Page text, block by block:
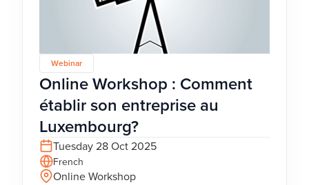
Webinar
Online Workshop : Comment
établir son entreprise au
Luxembourg?
Tuesday 28 Oct 2025
French
Online Workshop